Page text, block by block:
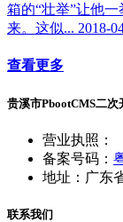
箱的“壮举”让他
来。这似... 2018-
查看更多
贵溪市PbootCMS二次
营业执照：
备案号码：
地址：广东
联系我们